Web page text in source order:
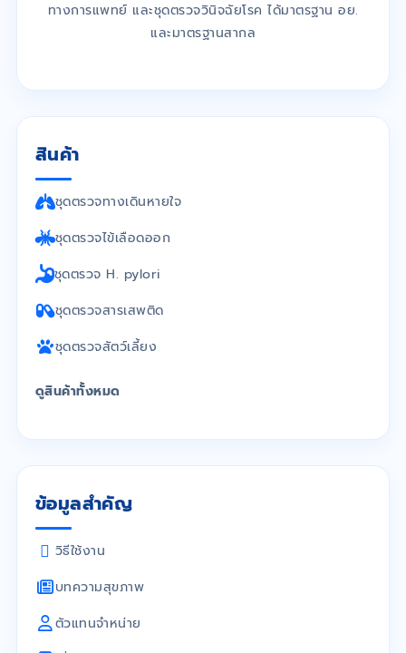
ทางการแพทย์ และชุดตรวจวินิจฉัยโรค ได้มาตรฐาน อย.
และมาตรฐานสากล
สินค้า
ชุดตรวจทางเดินหายใจ
ชุดตรวจไข้เลือดออก
ชุดตรวจ H. pylori
ชุดตรวจสารเสพติด
ชุดตรวจสัตว์เลี้ยง
ดูสินค้าทั้งหมด
ข้อมูลสำคัญ
วิธีใช้งาน
บทความสุขภาพ
ตัวแทนจำหน่าย